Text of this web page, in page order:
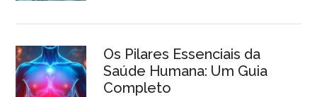
Os Pilares Essenciais da
Saúde Humana: Um Guia
Completo